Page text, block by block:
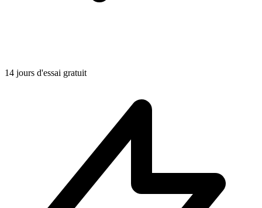
14 jours d'essai gratuit